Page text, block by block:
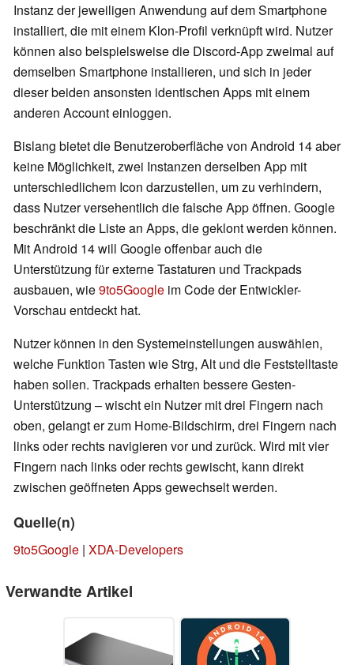
Instanz der jeweiligen Anwendung auf dem Smartphone
installiert, die mit einem Klon-Profil verknüpft wird. Nutzer
können also beispielsweise die Discord-App zweimal auf
demselben Smartphone installieren, und sich in jeder
dieser beiden ansonsten identischen Apps mit einem
anderen Account einloggen.
Bislang bietet die Benutzeroberfläche von Android 14 aber
keine Möglichkeit, zwei Instanzen derselben App mit
unterschiedlichem Icon darzustellen, um zu verhindern,
dass Nutzer versehentlich die falsche App öffnen. Google
beschränkt die Liste an Apps, die geklont werden können.
Mit Android 14 will Google offenbar auch die
Unterstützung für externe Tastaturen und Trackpads
ausbauen, wie9to5Google im Code der Entwickler-
Vorschau entdeckt hat.
Nutzer können in den Systemeinstellungen auswählen,
welche Funktion Tasten wie Strg, Alt und die Feststelltaste
haben sollen. Trackpads erhalten bessere Gesten-
Unterstützung – wischt ein Nutzer mit drei Fingern nach
oben, gelangt er zum Home-Bildschirm, drei Fingern nach
links oder rechts navigieren vor und zurück. Wird mit vier
Fingern nach links oder rechts gewischt, kann direkt
zwischen geöffneten Apps gewechselt werden.
Quelle(n)
9to5Google | XDA-Developers
Verwandte Artikel